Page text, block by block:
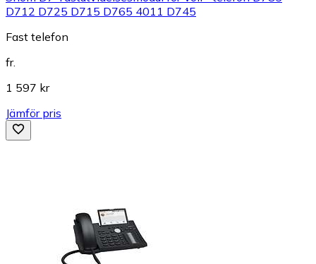
D712 D725 D715 D765 4011 D745
Fast telefon
fr.
1 597 kr
Jämför pris